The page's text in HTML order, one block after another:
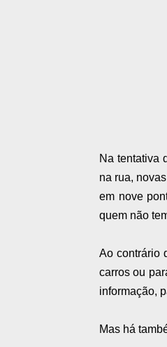
Na tentativa
na rua,
em nove
quem não
Ao contrário
carros ou
informação,
Mas há